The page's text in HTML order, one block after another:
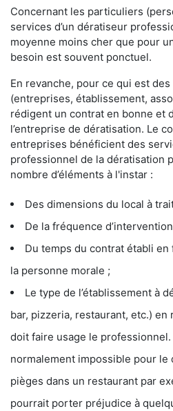
Concernant les particuliers
services d’un dératiseur
moyenne moins cher que pour
besoin est souvent ponctuel.
En revanche, pour ce qui est
(entreprises, établissement,
rédigent un contrat en bonne et
l’entreprise de dératisation. Le
entreprises bénéficient des
professionnel de la dératisation
nombre d’éléments à l'instar :
Des dimensions du local à
De la fréquence
Du temps du contrat établi
la personne morale ;
Le type de l’établissement à
bar, pizzeria, restaurant, etc.)
doit faire usage le professionnel.
normalement impossible pour le
pièges dans un restaurant par
pourrait porter préjudice à